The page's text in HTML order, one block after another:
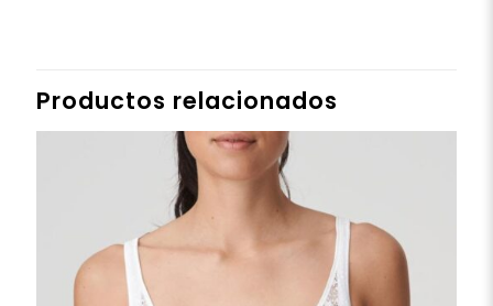
Productos relacionados